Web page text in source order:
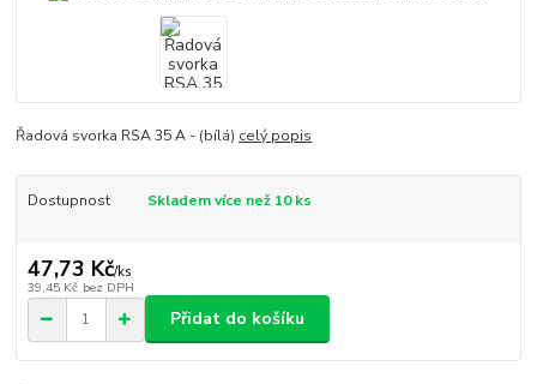
Řadová svorka RSA 35 A - (bílá) celý popis
Dostupnost Skladem více než 10 ks
47,73 Kč/ks
39,45 Kč bez DPH
Přidat do košíku